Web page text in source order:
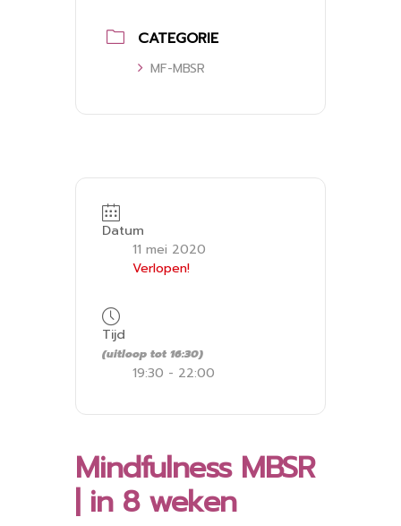
CATEGORIE
MF-MBSR
Datum
11 mei 2020
Verlopen!
Tijd
(uitloop tot 16:30)
19:30 - 22:00
Mindfulness MBSR
| in 8 weken